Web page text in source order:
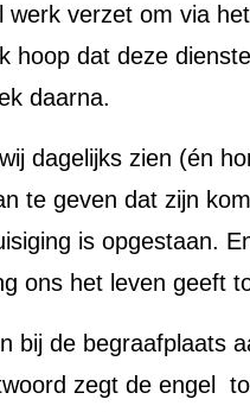
werk verzet om via
hoop dat deze
daarna.
dagelijks zien (én
te geven dat zijn
is opgestaan.
ons het leven geeft
bij de
zegt de engel